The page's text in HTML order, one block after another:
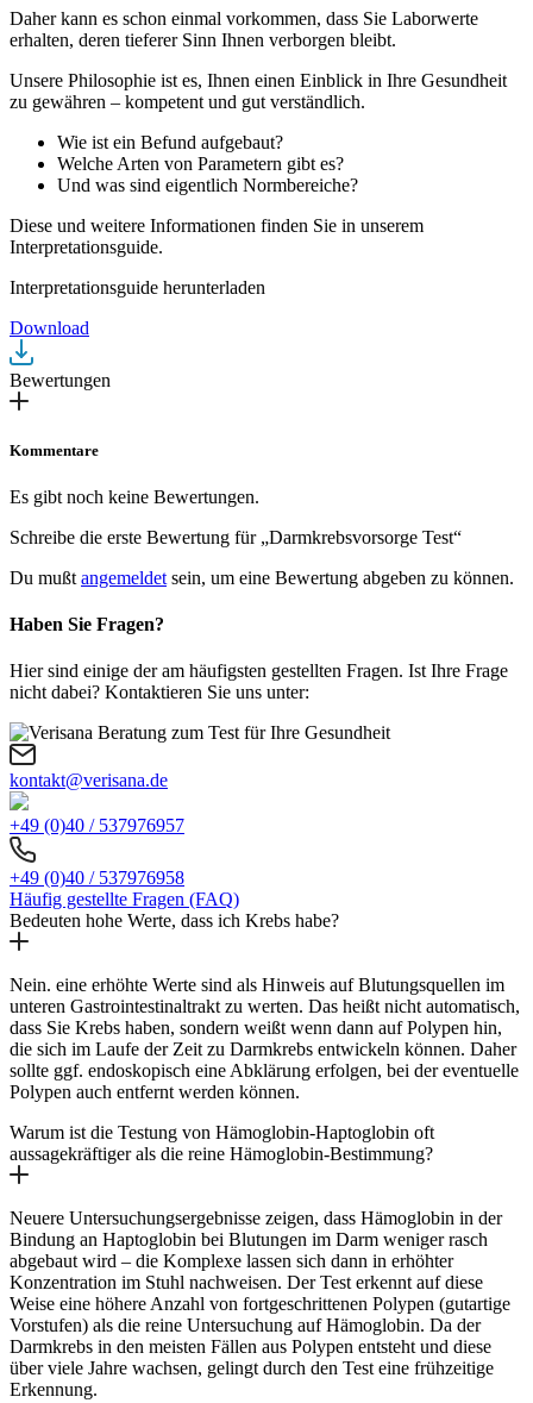
Daher kann es schon einmal vorkommen, dass Sie Laborwerte
erhalten, deren tieferer Sinn Ihnen verborgen bleibt.
Unsere Philosophie ist es, Ihnen einen Einblick in Ihre Gesundheit
zu gewähren – kompetent und gut verständlich.
Wie ist ein Befund aufgebaut?
Welche Arten von Parametern gibt es?
Und was sind eigentlich Normbereiche?
Diese und weitere Informationen finden Sie in unserem
Interpretationsguide.
Interpretationsguide herunterladen
Download
Bewertungen
Kommentare
Es gibt noch keine Bewertungen.
Schreibe die erste Bewertung für „Darmkrebsvorsorge Test“
Du mußt angemeldet sein, um eine Bewertung abgeben zu können.
Haben Sie Fragen?
Hier sind einige der am häufigsten gestellten Fragen. Ist Ihre Frage
nicht dabei? Kontaktieren Sie uns unter:
kontakt@verisana.de
+49 (0)40 / 537976957
+49 (0)40 / 537976958
Häufig gestellte Fragen (FAQ)
Bedeuten hohe Werte, dass ich Krebs habe?
Nein. eine erhöhte Werte sind als Hinweis auf Blutungsquellen im
unteren Gastrointestinaltrakt zu werten. Das heißt nicht automatisch,
dass Sie Krebs haben, sondern weißt wenn dann auf Polypen hin,
die sich im Laufe der Zeit zu Darmkrebs entwickeln können. Daher
sollte ggf. endoskopisch eine Abklärung erfolgen, bei der eventuelle
Polypen auch entfernt werden können.
Warum ist die Testung von Hämoglobin-Haptoglobin oft
aussagekräftiger als die reine Hämoglobin-Bestimmung?
Neuere Untersuchungsergebnisse zeigen, dass Hämoglobin in der
Bindung an Haptoglobin bei Blutungen im Darm weniger rasch
abgebaut wird – die Komplexe lassen sich dann in erhöhter
Konzentration im Stuhl nachweisen. Der Test erkennt auf diese
Weise eine höhere Anzahl von fortgeschrittenen Polypen (gutartige
Vorstufen) als die reine Untersuchung auf Hämoglobin. Da der
Darmkrebs in den meisten Fällen aus Polypen entsteht und diese
über viele Jahre wachsen, gelingt durch den Test eine frühzeitige
Erkennung.